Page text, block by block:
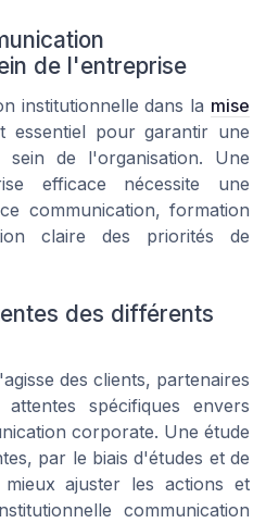
de l'entreprise
institutionnelle dans la mise
essentiel pour garantir une
sein de l'organisation. Une
efficace nécessite une
communication, formation
claire des priorités de
des différents
des clients, partenaires
spécifiques envers
corporate. Une étude
par le biais d'études et de
ajuster les actions et
communication